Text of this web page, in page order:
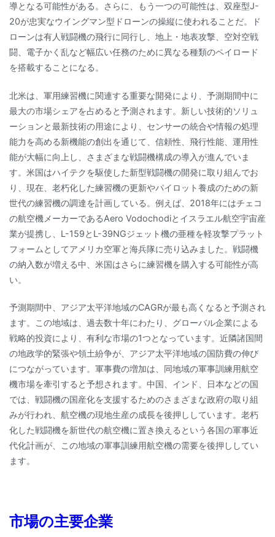
導となる可能性がある。さらに、もう一つの可能性は、双座型J-
20が忠実なウイングマン型ドローンの操縦に使われることだ。ド
ローンは有人戦闘機の飛行に同行し、地上・地表攻撃、空対空戦
闘、電子かく乱など幅広い任務のために異なる種類のペイロード
を搭載することになる。
北米は、軍用練習機に関連する重要な開発により、予測期間中に
最大の市場シェアを占めると予測されます。新しい技術的ソリュ
ーションと最新技術の用途により、センサーの統合や情報の処理
能力を高める新機能の創出を通じて、信頼性、飛行性能、運用性
能が大幅に向上し、さまざまな戦闘機構成の導入が進んでいま
す。米国はハイテクを駆使した新型戦闘機の開発に取り組んでお
り、現在、老朽化した練習機の更新やパイロット養成のための新
世代の練習機の調達を計画している。例えば、2018年にはチェコ
の航空機メーカーであるAero Vodochodiとイスラエル航空宇宙産
業が提携し、L-159とL-39NGジェット機の亜種を軽攻撃プラット
フォームとしてアメリカ空軍と海兵隊に売り込みました。戦闘機
の納入数が増える中、米国はさらに練習機を購入する可能性が高
い。
予測期間中、アジア太平洋地域のCAGRが最も高くなると予測され
ます。この地域は、過去数十年にわたり、グローバル企業による
戦略的投資により、有利な市場の1つとなっています。近隣諸国間
の地政学的緊張や領土紛争が、アジア太平洋地域の国防費の伸び
につながっています。軍事費の増加は、同地域の軍事訓練用航空
機市場を牽引すると予想されます。中国、インド、日本などの国
では、戦闘機の国産化を支援するためのさまざまな政府の取り組
みが行われ、航空機の現地生産の成長を後押ししています。老朽
化した戦闘機を新世代の航空機に置き換えるという各国の軍事近
代化計画が、この地域の軍事訓練用航空機の需要を後押ししてい
ます。
市場の主要企業